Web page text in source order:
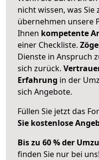
nicht wissen, was
übernehmen unsere
Ihnen kompetente
einer Checkliste.
Dienste in Anspruch
sich zurück.
Erfahrung in der
sich Angebote.
Füllen Sie jetzt das
Sie kostenlose
Bis zu 60 % der
finden Sie nur bei uns!